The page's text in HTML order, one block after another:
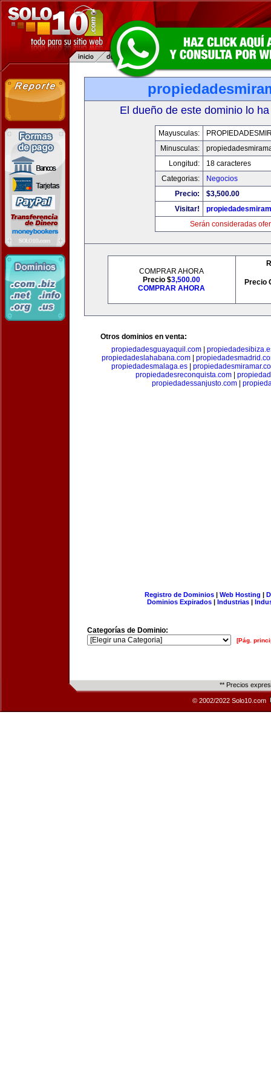
El dueño de este dominio lo
Mayusculas:
Minusculas:
Longitud:
18 caracteres
Categorias:
Negocios
Precio:
$3,500.00
Visitar!
Serán consideradas
COMPRAR AHORA
Precio $3,500.00
COMPRAR AHORA
Precio
Otros dominios en venta:
propiedadesguayaquil.com
propiedadeslahabana.com|
propiedadesmalaga.es|
propiedadesreconquista.com
propiedadessanjusto.com
Registro de Dominios| Web Hosting |
Dominios Expirados | Industrias |
Categorías de Dominio:
[Pág.
** Precios
© 2002/2022 Solo10.com